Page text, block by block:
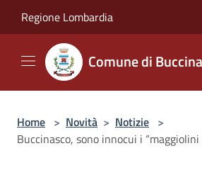
Regione Lombardia
Comune di
Home > Novità > Notizie >
Buccinasco, sono innocui i